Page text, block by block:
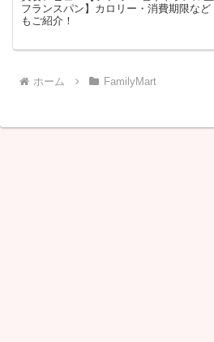
フランスパン】カロリー・消費期限など
もご紹介！
ホーム FamilyMart